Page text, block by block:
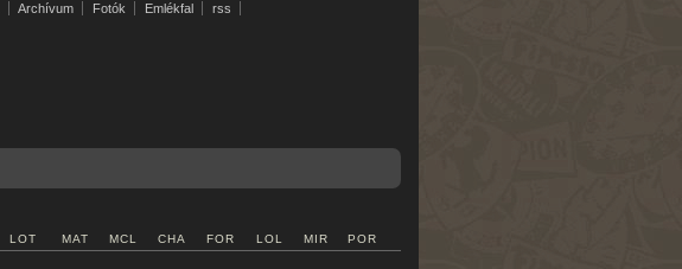
Archívum Fotók Emlékfal rss
LOT MAT MCL CHA FOR LOL MIR POR